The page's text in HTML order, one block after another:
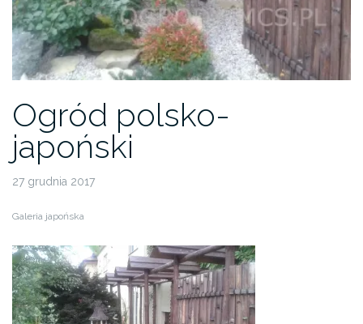
Ogród polsko-
japoński
27 grudnia 2017
Galeria japońska